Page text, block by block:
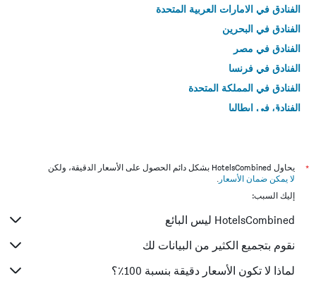
الفنادق في الامارات العربية المتحدة
الفنادق في البحرين
الفنادق في مصر
الفنادق في فرنسا
الفنادق في المملكة المتحدة
الفنادق في إيطاليا
*
يحاول HotelsCombined بشكل دائم الحصول على الأسعار الدقيقة، ولكن
لا يمكن ضمان الأسعار .
إليك السبب:
HotelsCombined ليس البائع
نقوم بتجميع الكثير من البيانات لك
لماذا لا تكون الأسعار دقيقة بنسبة 100٪؟